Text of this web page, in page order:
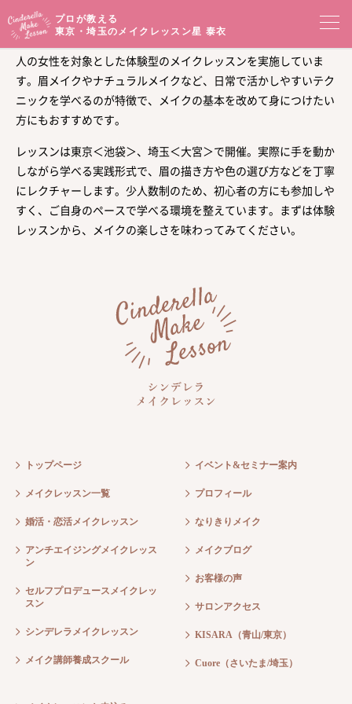
プロが教える
東京・埼玉のメイクレッスン星 泰衣
コンセプト
メイクレッスン一覧
プロフィール メイクブログ
お客様の声 サロンアクセス
星泰衣のシンデレラメイクレッスンは、東京・埼玉を拠点に、大
人の女性を対象とした体験型のメイクレッスンを実施していま
す。眉メイクやナチュラルメイクなど、日常で活かしやすいテク
ニックを学べるのが特徴で、メイクの基本を改めて身につけたい
方にもおすすめです。
レッスンは東京＜池袋＞、埼玉＜大宮＞で開催。実際に手を動か
しながら学べる実践形式で、眉の描き方や色の選び方などを丁寧
にレクチャーします。少人数制のため、初心者の方にも参加しや
すく、ご自身のペースで学べる環境を整えています。まずは体験
レッスンから、メイクの楽しさを味わってみてください。
トップページ
メイクレッスン一覧
婚活・恋活メイクレッスン
アンチエイジングメイクレッス
ン
セルフプロデュースメイクレッ
スン
シンデレラメイクレッスン
メイク講師養成スクール
イベント&セミナー案内
プロフィール
なりきりメイク
メイクブログ
お客様の声
サロンアクセス
KISARA（青山/東京）
Cuore（さいたま/埼玉）